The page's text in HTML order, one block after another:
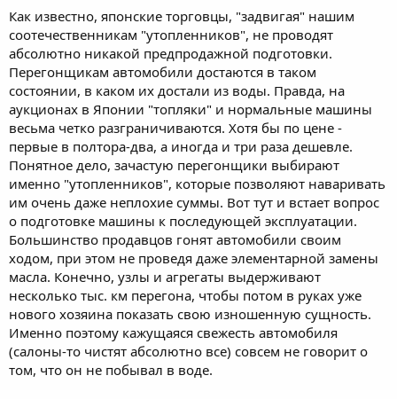
Как известно, японские торговцы, "задвигая" нашим
соотечественникам "утопленников", не проводят
абсолютно никакой предпродажной подготовки.
Перегонщикам автомобили достаются в таком
состоянии, в каком их достали из воды. Правда, на
аукционах в Японии "топляки" и нормальные машины
весьма четко разграничиваются. Хотя бы по цене -
первые в полтора-два, а иногда и три раза дешевле.
Понятное дело, зачастую перегонщики выбирают
именно "утопленников", которые позволяют наваривать
им очень даже неплохие суммы. Вот тут и встает вопрос
о подготовке машины к последующей эксплуатации.
Большинство продавцов гонят автомобили своим
ходом, при этом не проведя даже элементарной замены
масла. Конечно, узлы и агрегаты выдерживают
несколько тыс. км перегона, чтобы потом в руках уже
нового хозяина показать свою изношенную сущность.
Именно поэтому кажущаяся свежесть автомобиля
(салоны-то чистят абсолютно все) совсем не говорит о
том, что он не побывал в воде.